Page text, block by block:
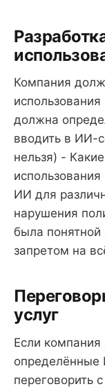
Компания
должна
вводить в ИИ-
нельзя) -
ИИ для
нарушения
была понятной
запретом на
услуг
Если компания
переговорить